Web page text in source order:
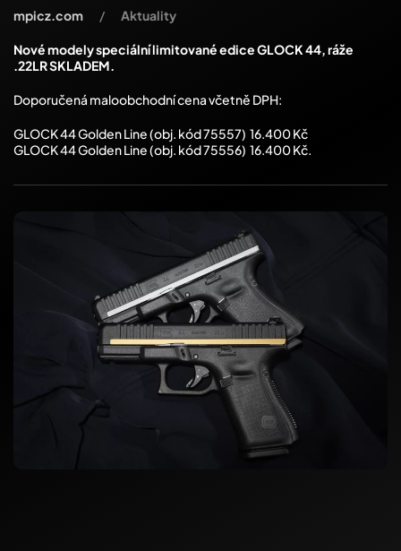
mpicz.com Aktuality
Nové modely speciální limitované edice GLOCK 44, ráže
.22LR SKLADEM.
Doporučená maloobchodní cena včetně DPH:
GLOCK 44 Golden Line (obj. kód 75557) 16.400 Kč
GLOCK 44 Golden Line (obj. kód 75556) 16.400 Kč.